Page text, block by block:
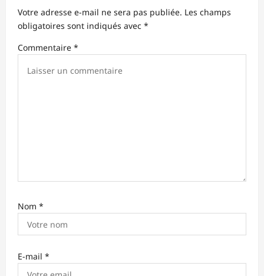
’
a
r
Votre adresse e-mail ne sera pas publiée. Les champs
obligatoires sont indiqués avec *
Commentaire *
Nom *
E-mail *